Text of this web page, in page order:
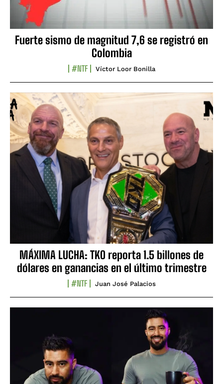
Fuerte sismo de magnitud 7,6 se registró en
Colombia
#NTF Víctor Loor Bonilla
MÁXIMA LUCHA: TKO reporta 1.5 billones de
dólares en ganancias en el último trimestre
#NTF Juan José Palacios